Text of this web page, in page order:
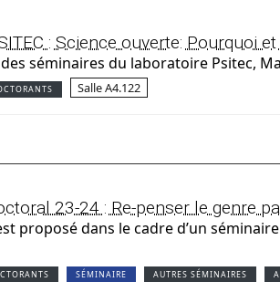
: Science ouverte: Pourquoi
séminaires du laboratoire Psitec,
Salle A4.122
23-24 : Re-penser le genre
proposé dans le cadre d’un
SÉMINAIRE AUTRES SÉMINAIRES